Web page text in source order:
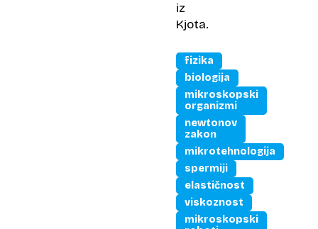
iz
Kjota.
fizika
biologija
mikroskopski
organizmi
newtonov
zakon
mikrotehnologija
spermiji
elastičnost
viskoznost
mikroskopski